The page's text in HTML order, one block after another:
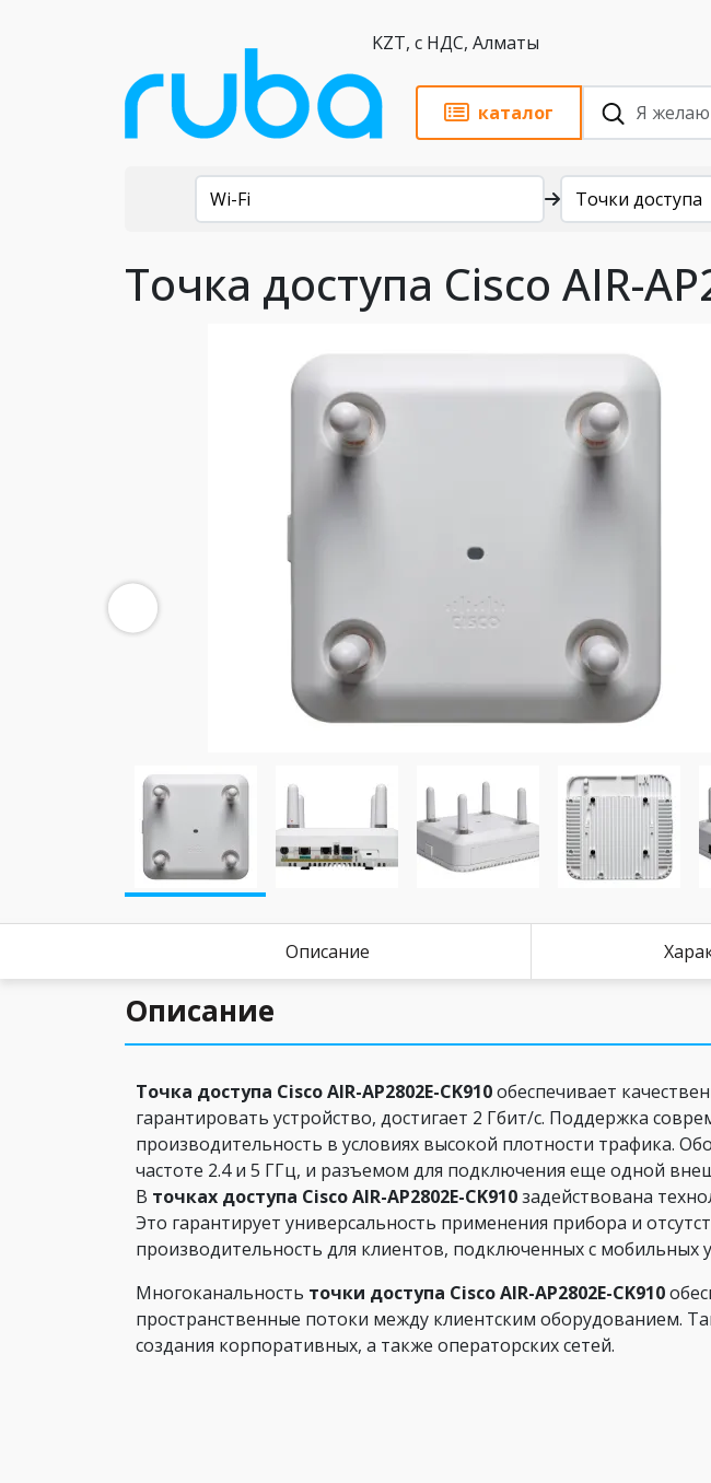
KZT, с НДС, Алматы
каталог
Каталог
Wi-Fi Точки доступа
Точка доступа Cisco AIR-
Описание
Описание
Точка доступа Cisco AIR-AP2802E-CK910обеспечивает
гарантировать устройство, достигает 2 Гбит/с. Поддержка
производительность в условиях высокой плотности трафика.
частоте 2.4 и 5 ГГц, и разъемом для подключения еще одной
В точках доступа Cisco AIR-AP2802E-CK910задействована
Это гарантирует универсальность применения прибора и
производительность для клиентов, подключенных с мобильных
Многоканальность точки доступа Cisco AIR-AP2802E-CK910
пространственные потоки между клиентским оборудованием.
создания корпоративных, а также операторских сетей.